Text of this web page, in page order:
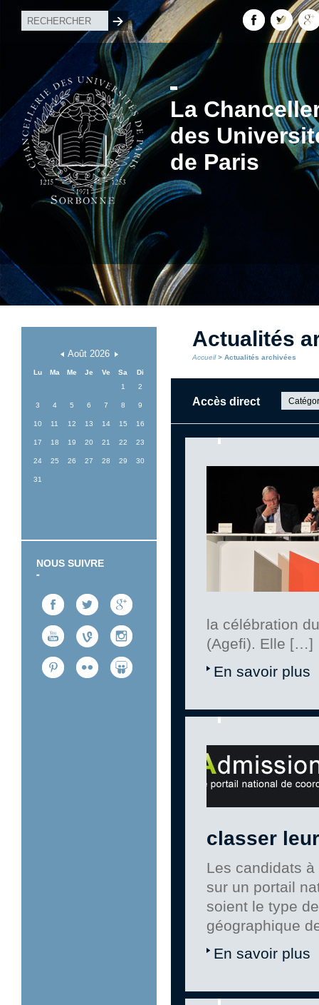
La
des
de Paris
Août2026
Lu Ma Me Je Ve Sa
Di
1
2
3 4 5 6 7 8 9
10 11 12 13 14 15 16
17 18 19 20 21 22 23
24 25 26 27 28 29 30
31
NOUS SUIVRE
Actualités
Accueil> Actualités archivées
Accès direct
la célébration
(Agefi). Elle […]
En savoir plus
classer
Les candidats à
sur un portail
soient le type
géographique
En savoir plus